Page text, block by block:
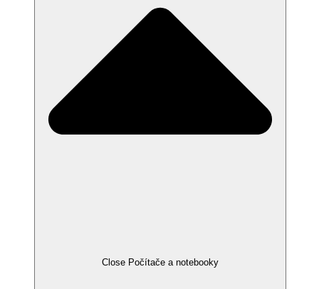
Close Počítače a notebooky